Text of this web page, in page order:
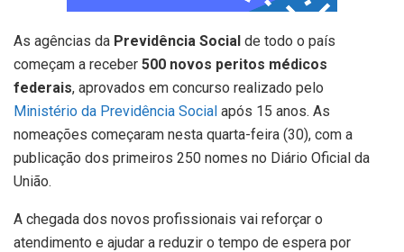
As agências da Previdência Social de todo o país
começam a receber 500 novos peritos médicos
federais, aprovados em concurso realizado pelo
Ministério da Previdência Social após 15 anos. As
nomeações começaram nesta quarta-feira (30), com a
publicação dos primeiros 250 nomes no Diário Oficial da
União.
A chegada dos novos profissionais vai reforçar o
atendimento e ajudar a reduzir o tempo de espera por